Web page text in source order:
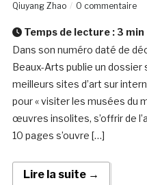
Qiuyang Zhao
0 commentaire
Temps de lecture : 3 min
Dans son numéro daté de
Beaux-Arts publie un dossier
meilleurs sites d’art sur
pour « visiter les musées du
œuvres insolites, s’offrir de
10 pages s’ouvre […]
Lire la suite →